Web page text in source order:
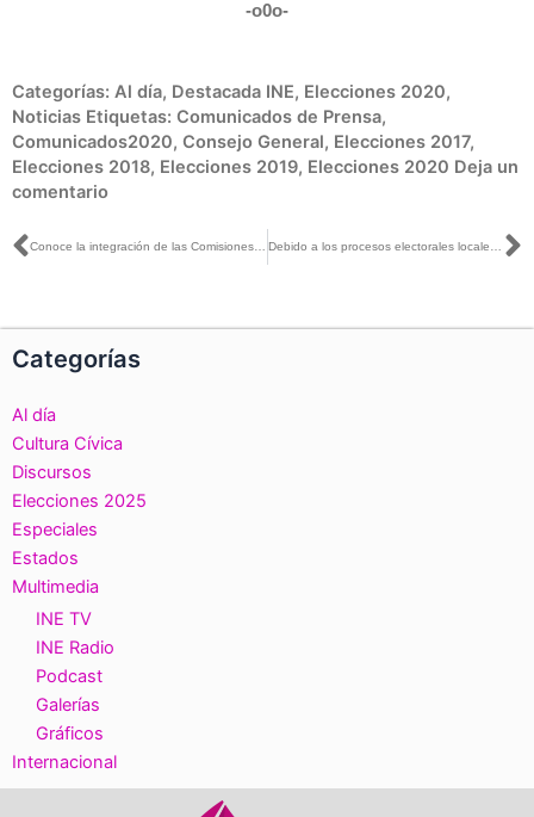
-o0o-
Categorías: Al día, Destacada INE, Elecciones 2020,
Noticias Etiquetas: Comunicados de Prensa,
Comunicados2020, Consejo General, Elecciones 2017,
Elecciones 2018, Elecciones 2019, Elecciones 2020 Deja un
comentario
Ant
Categorías
Al día
Cultura Cívica
Discursos
Elecciones 2025
Especiales
Estados
Multimedia
INE TV
INE Radio
Podcast
Galerías
Gráficos
Internacional